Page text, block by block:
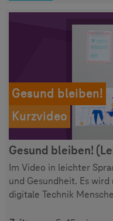
Gesund bleiben!
Kurzvideo
Gesund bleiben!
Im Video in leichter
und Gesundheit. Es
digitale Technik